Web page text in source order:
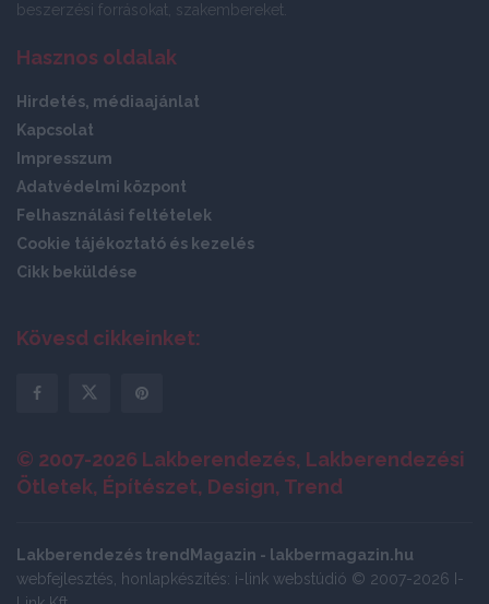
beszerzési forrásokat, szakembereket.
Hasznos oldalak
Hirdetés, médiaajánlat
Kapcsolat
Impresszum
Adatvédelmi központ
Felhasználási feltételek
Cookie tájékoztató és kezelés
Cikk beküldése
Kövesd cikkeinket:
© 2007-2026 Lakberendezés, Lakberendezési
Ötletek, Építészet, Design, Trend
Lakberendezés trendMagazin - lakbermagazin.hu
webfejlesztés, honlapkészítés: i-link webstúdió © 2007-2026 I-